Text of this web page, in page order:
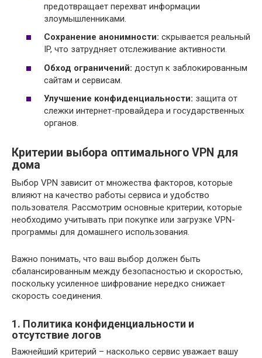
предотвращает перехват информации
злоумышленниками.
Сохранение анонимности: скрывается реальный
IP, что затрудняет отслеживание активности.
Обход ограничений: доступ к заблокированным
сайтам и сервисам.
Улучшение конфиденциальности: защита от
слежки интернет-провайдера и государственных
органов.
Критерии выбора оптимального VPN для
дома
Выбор VPN зависит от множества факторов, которые
влияют на качество работы сервиса и удобство
пользователя. Рассмотрим основные критерии, которые
необходимо учитывать при покупке или загрузке VPN-
программы для домашнего использования.
Важно понимать, что ваш выбор должен быть
сбалансированным между безопасностью и скоростью,
поскольку усиленное шифрование нередко снижает
скорость соединения.
1. Политика конфиденциальности и
отсутствие логов
Важнейший критерий – насколько сервис уважает вашу